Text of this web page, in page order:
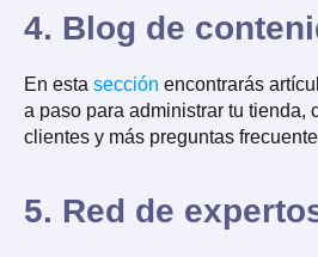
4. Blog de
En esta sección encontrarás
a paso para administrar tu tienda,
clientes y más preguntas
5. Red de